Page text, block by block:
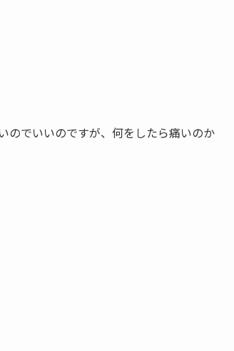
のでいいのですが、何をしたら痛いのか